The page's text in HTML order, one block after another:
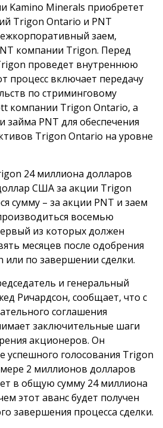
Kamino Minerals приобретет
Trigon Ontario и PNT
заем,
компании Trigon. Перед
проведет внутреннюю
процесс включает передачу
по стриминговому
компании Trigon Ontario, а
займа PNT для обеспечения
Trigon Ontario на уровне
24 миллиона долларов
США за акции Trigon
сумму – за акции PNT и заем
восемью
из которых должен
месяцев после одобрения
по завершении сделки.
и генеральный
Ричардсон, сообщает, что с
соглашения
заключительные шаги
акционеров. Он
успешного голосования Trigon
2 миллионов долларов
в общую сумму 24 миллиона
этот аванс будет получен
завершения процесса сделки.